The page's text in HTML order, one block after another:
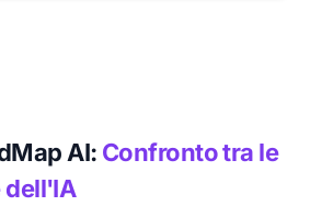
AI: Confronto tra le